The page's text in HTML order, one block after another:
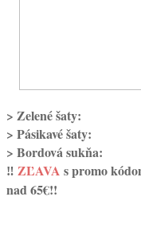
> Zelené šaty:
> Pásikavé šaty:
> Bordová sukňa:
‼️ ZĽAVA s promo
nad 65€!!